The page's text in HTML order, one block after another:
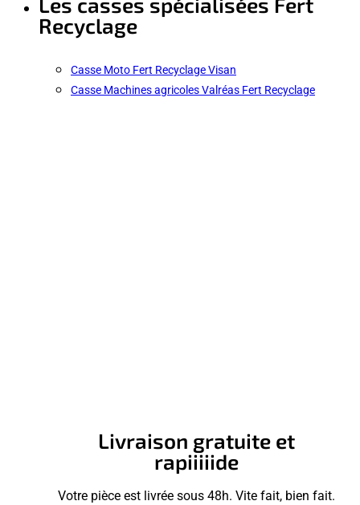
Recyclage
Casse Moto Fert Recyclage Visan
Casse Machines agricoles Valréas Fert Recyclage
Livraison gratuite et
rapiiiiide
Votre pièce est livrée sous 48h. Vite fait, bien fait.